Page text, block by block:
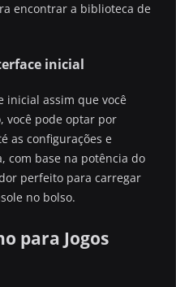
encontrar a biblioteca de
inicial
inicial assim que você
você pode optar por
as configurações e
com base na potência do
perfeito para carregar
no bolso.
para Jogos